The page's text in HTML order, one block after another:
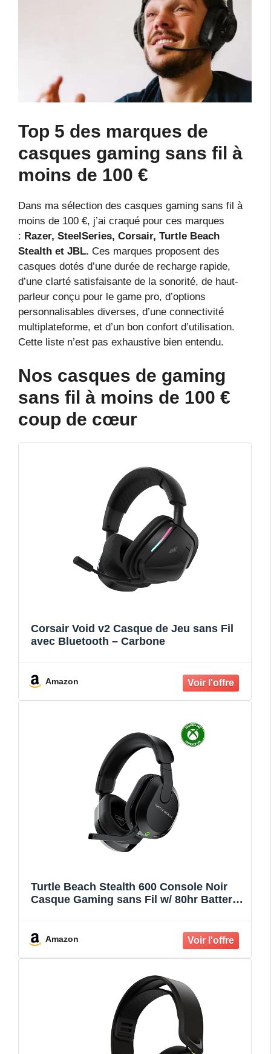
Top 5 des marques de
casques gaming sans fil à
moins de 100 €
Dans ma sélection des casques gaming sans fil à
moins de 100 €, j’ai craqué pour ces marques
: Razer, SteelSeries, Corsair, Turtle Beach
Stealth et JBL. Ces marques proposent des
casques dotés d’une durée de recharge rapide,
d’une clarté satisfaisante de la sonorité, de haut-
parleur conçu pour le game pro, d’options
personnalisables diverses, d’une connectivité
multiplateforme, et d’un bon confort d’utilisation.
Cette liste n’est pas exhaustive bien entendu.
Nos casques de gaming
sans fil à moins de 100 €
coup de cœur
Corsair Void v2 Casque de Jeu sans Fil
avec Bluetooth – Carbone
Amazon
Turtle Beach Stealth 600 Console Noir
Casque Gaming sans Fil w/ 80hr Batterie,
Amazon